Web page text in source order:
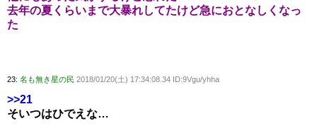
去年の夏くらいまで大暴れしてたけど急におとなしくなっ
た
23: 名も無き星の民 2018/01/20(土) 17:34:08.34 ID:9Vgu/yhha
>>21
そいつはひでえな…